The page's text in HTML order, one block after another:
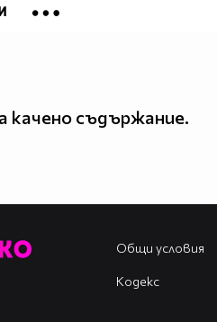
съдържание.
Общи условия
Кодекс